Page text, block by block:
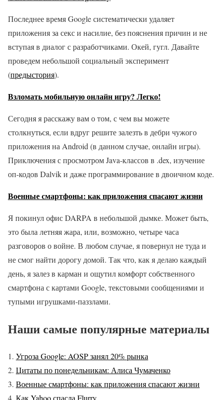
Последнее время Google систематически удаляет
приложения за секс и насилие, без пояснения причин и не
вступая в диалог с разработчиками. Окей, гугл. Давайте
проведем небольшой социальный эксперимент
(предыстория).
Взломать мобильную онлайн игру? Легко!
Сегодня я расскажу вам о том, с чем вы можете
столкнуться, если вдруг решите залезть в дебри чужого
приложения на Android (в данном случае, онлайн игры).
Приключения с просмотром Java-классов в .dex, изучение
оп-кодов Dalvik и даже программирование в двоичном коде.
Военные смартфоны: как приложения спасают жизни
Я покинул офис DARPA в небольшой дымке. Может быть,
это была летняя жара, или, возможно, четыре часа
разговоров о войне. В любом случае, я повернул не туда и
не смог найти дорогу домой. Так что, как я делаю каждый
день, я залез в карман и ощутил комфорт собственного
смартфона с картами Google, текстовыми сообщениями и
тупыми игрушками-паззлами.
Наши самые популярные материалы
Угроза Google: AOSP занял 20% рынка
Цитаты по понедельникам: Алиса Чумаченко
Военные смартфоны: как приложения спасают жизни
Как Yahoo спасла Flurry